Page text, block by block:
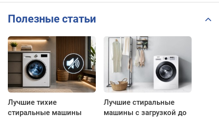
Полезные статьи
Лучшие тихие
стиральные машины
Лучшие стиральные
машины с загрузкой до